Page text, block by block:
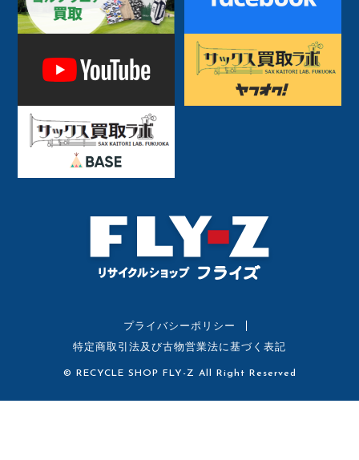
プライバシーポリシー
特定商取引法及び古物営業法に基づく表記
© RECYCLE SHOP FLY-Z All Right Reserved